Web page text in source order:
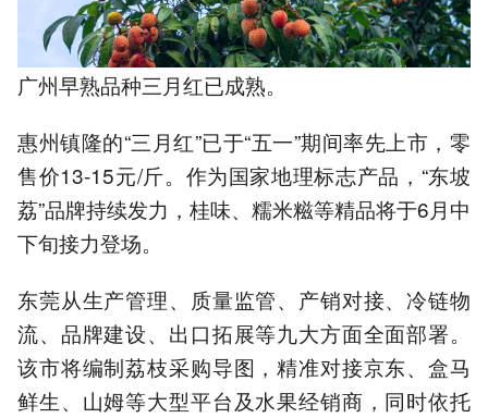
广州早熟品种三月红已成熟。
惠州镇隆的“三月红”已于“五一”期间率先上市，零
售价13-15元/斤。作为国家地理标志产品，“东坡
荔”品牌持续发力，桂味、糯米糍等精品将于6月中
下旬接力登场。
东莞从生产管理、质量监管、产销对接、冷链物
流、品牌建设、出口拓展等九大方面全面部署。
该市将编制荔枝采购导图，精准对接京东、盒马
鲜生、山姆等大型平台及水果经销商，同时依托